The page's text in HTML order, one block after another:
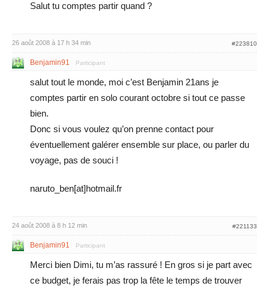
Salut tu comptes partir quand ?
26 août 2008 à 17 h 34 min #223810
Benjamin91 Participant
salut tout le monde, moi c’est Benjamin 21ans je
comptes partir en solo courant octobre si tout ce passe
bien.
Donc si vous voulez qu’on prenne contact pour
éventuellement galérer ensemble sur place, ou parler du
voyage, pas de souci !
naruto_ben[at]hotmail.fr
24 août 2008 à 8 h 12 min #221133
Benjamin91 Participant
Merci bien Dimi, tu m’as rassuré ! En gros si je part avec
ce budget, je ferais pas trop la fête le temps de trouver